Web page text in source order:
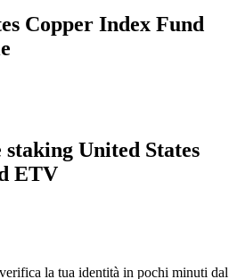
Copper Index Fund
staking United States
ETV
la tua identità in pochi minuti dal